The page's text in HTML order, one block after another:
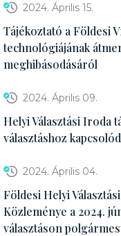
2024. Április 15.
Tájékoztató a Földesi
technológiájának
meghibásodásáról
2024. Április 09.
Helyi Választási Iroda
választáshoz
2024. Április 04.
Földesi Helyi
Közleménye a 2024.
választáson